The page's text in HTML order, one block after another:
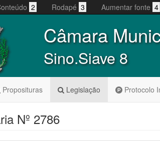
2 Rodapé 3 Aumentar fonte 4
Câmara
Sino.Siave 8
Proposituras Legislação Protocolo
Nº 2786